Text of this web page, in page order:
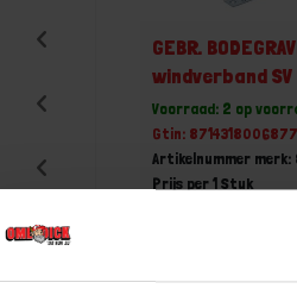
GEBR.
windverband SV
Voorraad: 2 op
Gtin:
Artikelnummer merk:
Prijs per 1 Stuk
-